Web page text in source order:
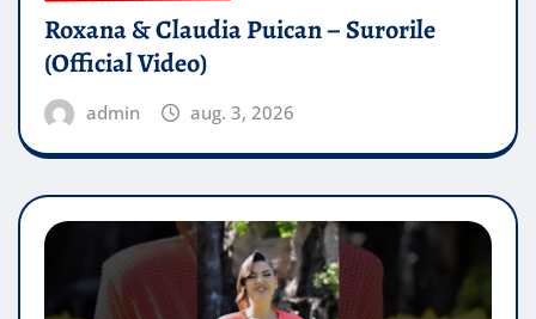
Roxana & Claudia Puican – Surorile
(Official Video)
admin aug. 3, 2026